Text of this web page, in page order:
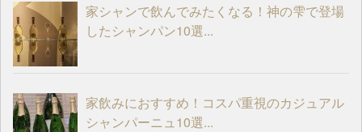
家シャンで飲んでみたくなる！神の雫で登場
したシャンパン10選...
家飲みにおすすめ！コスパ重視のカジュアル
シャンパーニュ10選...